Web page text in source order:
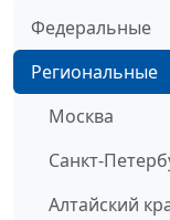
Федеральные
Региональные
Москва
Санкт-
Алтайский